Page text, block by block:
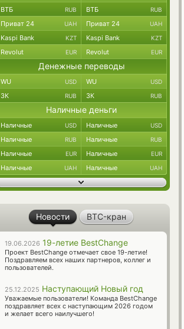
ВТБ RUB ВТБ RUB
Приват 24 UAH Приват 24 UAH
Kaspi Bank KZT Kaspi Bank KZT
Revolut EUR Revolut EUR
Денежные переводы
WU USD WU USD
ЗК RUB ЗК RUB
Наличные деньги
Наличные USD Наличные USD
Наличные RUB Наличные RUB
Наличные EUR Наличные EUR
Наличные UAH Наличные UAH
Новости BTC-кран
19.06.2026 19-летие BestChange
Проект BestChange отмечает свое 19-летие!
Поздравляем всех наших партнеров, коллег и
пользователей.
25.12.2025 Наступающий Новый год
Уважаемые пользователи! Команда BestChange
поздравляет всех с наступающим 2026 годом
и желает всего наилучшего!